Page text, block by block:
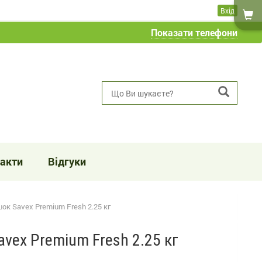
Вхід
Показати телефони
Відгуки
Savex Premium Fresh 2.25 кг
Premium Fresh 2.25 кг